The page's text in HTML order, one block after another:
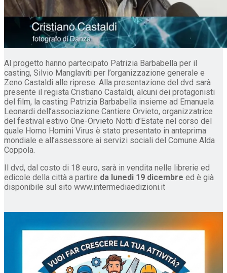
Al progetto hanno partecipato Patrizia Barbabella per il
casting, Silvio Manglaviti per l’organizzazione generale e
Zeno Castaldi alle riprese. Alla presentazione del dvd sarà
presente il regista Cristiano Castaldi, alcuni dei protagonisti
del film, la casting Patrizia Barbabella insieme ad Emanuela
Leonardi dell’associazione Cantiere Orvieto, organizzatrice
del festival estivo One-Orvieto Notti d’Estate nel corso del
quale Homo Homini Virus è stato presentato in anteprima
mondiale e all’assessore ai servizi sociali del Comune Alda
Coppola.
Il dvd, dal costo di 18 euro, sarà in vendita nelle librerie ed
edicole della città a partire da lunedi 19 dicembre ed è già
disponibile sul sito www.intermediaedizioni.it